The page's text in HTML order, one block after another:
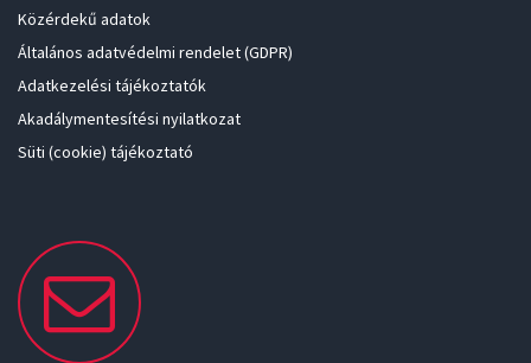
Közérdekű adatok
Általános adatvédelmi rendelet (GDPR)
Adatkezelési tájékoztatók
Akadálymentesítési nyilatkozat
Süti (cookie) tájékoztató